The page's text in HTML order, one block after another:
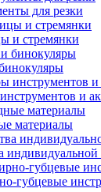
для резки
и стремянки
и
материалы
губцевые